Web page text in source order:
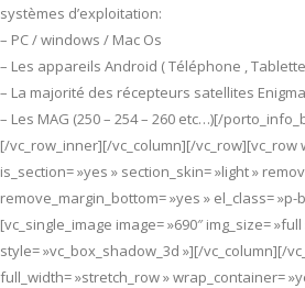
systèmes d’exploitation:
– PC / windows / Mac Os
– Les appareils Android ( Téléphone ,
– La majorité des récepteurs satellites
– Les MAG (250 – 254 – 260 etc…)[/
[/vc_row_inner][/vc_column][/vc_row][vc_row
is_section= »yes » section_skin= »light »
remove_margin_bottom= »yes » el_class= »p-
[vc_single_image image= »690″ img_size=
style= »vc_box_shadow_3d »][/vc_column][/
full_width= »stretch_row » wrap_container=